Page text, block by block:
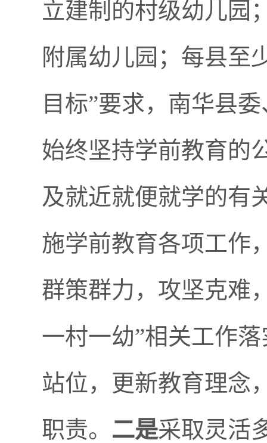
立建制的村级幼儿园
附属幼儿园；每县至
目标”要求，南华县
始终坚持学前教育的
及就近就便就学的有
施学前教育各项工作
群策群力，攻坚克难
一村一幼”相关工作
站位，更新教育理念
职责。 二是采取灵活